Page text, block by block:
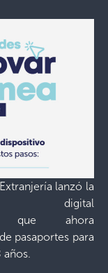
lanzó la
digital
ahora
pasaportes para
años.